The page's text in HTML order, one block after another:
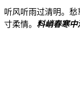
听风听雨过清明。
寸柔情。 料峭春寒中